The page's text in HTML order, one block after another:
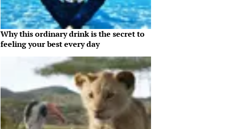
Why this ordinary drink is the secret to
feeling your best every day